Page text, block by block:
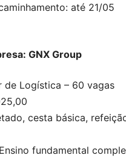
até 21/05
GNX Group
de Logística – 60 vagas
cesta básica,
fundamental